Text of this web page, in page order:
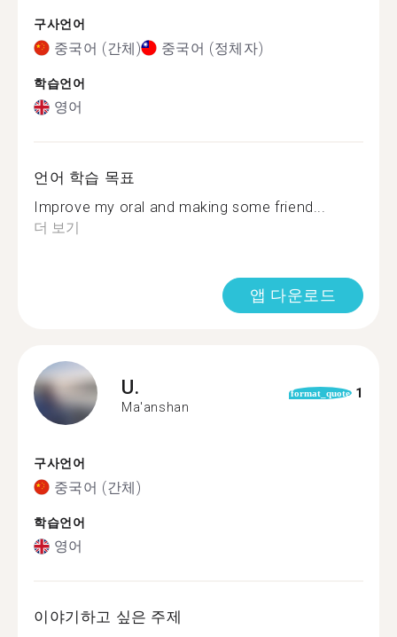
구사언어
중국어 (간체) 중국어 (정체자)
학습언어
영어
언어 학습 목표
Improve my oral and making some friend...
더 보기
앱 다운로드
U.
Ma'anshan
format_quote 1
구사언어
중국어 (간체)
학습언어
영어
이야기하고 싶은 주제